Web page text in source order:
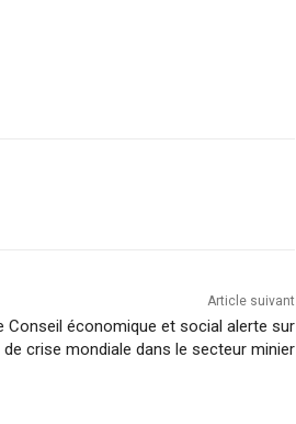
Article suivant
Conseil économique et social alerte sur
de crise mondiale dans le secteur minier